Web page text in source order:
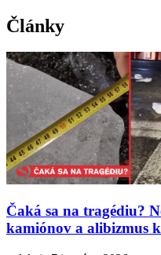
Články
Čaká sa na tragédiu?
kamiónov a alibizmus